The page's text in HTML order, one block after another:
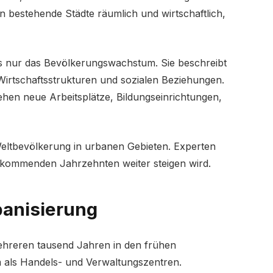
bestehende Städte räumlich und wirtschaftlich,
das Bevölkerungswachstum. Sie beschreibt
und sozialen Beziehungen.
neue Arbeitsplätze, Bildungseinrichtungen,
in urbanen Gebieten. Experten
Jahrzehnten weiter steigen wird.
tausend Jahren in den frühen
Handels- und Verwaltungszentren.